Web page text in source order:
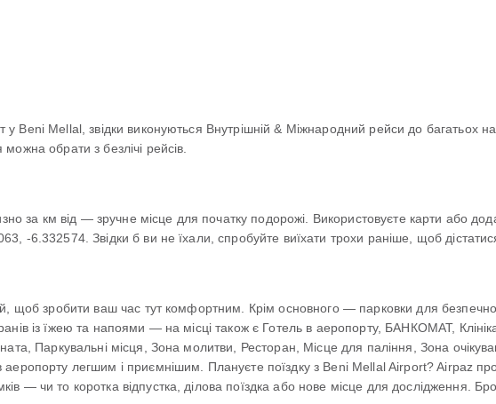
Mellal, звідки виконуються Внутрішній & Міжнародний рейси до багатьох
обрати з безлічі рейсів.
за км від — зручне місце для початку подорожі. Використовуєте карти або
-6.332574. Звідки б ви не їхали, спробуйте виїхати трохи раніше, щоб
щоб зробити ваш час тут комфортним. Крім основного — парковки для
із їжею та напоями — на місці також є Готель в аеропорту, БАНКОМАТ,
Паркувальні місця, Зона молитви, Ресторан, Місце для паління, Зона
аеропорту легшим і приємнішим. Плануєте поїздку з Beni Mellal Airport? Airpaz
— чи то коротка відпустка, ділова поїздка або нове місце для дослідження.